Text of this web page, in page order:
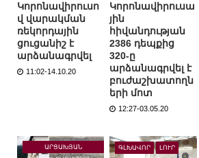
Կորոնավիրուսո
վ վարակման
ռեկորդային
ցուցանիշ է
արձանագրվել
11:02-14.10.20
Կորոնավիրուսա
յին
հիվանդության
2386 դեպքից
320-ը
արձանագրվել է
բուժաշխատողն
երի մոտ
12:27-03.05.20
ԱՐՑԱԽՅԱՆ
ԳԼԽԱՎՈՐ ԼՈՒՐ